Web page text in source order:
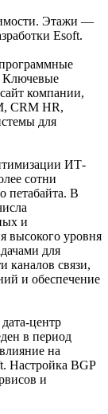
Этажи —
Esoft.
Ключевые
компании,
CRM HR,
для
ИТ-
сотни
петабайта. В
и
высокого уровня
для
каналов связи,
и обеспечение
центр
в период
на
Настройка BGP
и